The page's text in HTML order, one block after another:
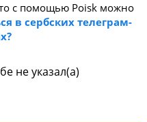
с помощью Poisk можно
в сербских телеграм-
не указал(а)